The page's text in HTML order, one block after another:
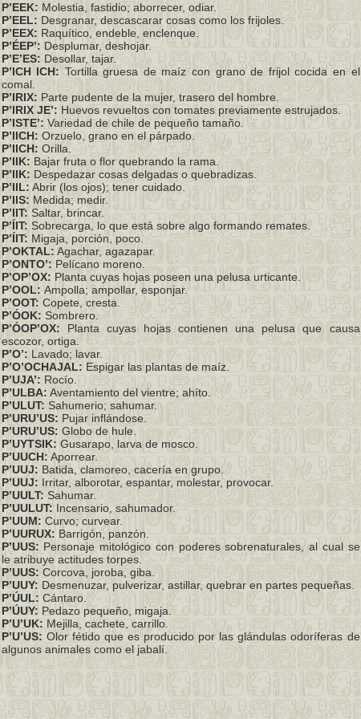
P’EEK: Molestia, fastidio; aborrecer, odiar.
P’EEL:Desgranar, descascarar cosas como los frijoles.
P’EEX: Raquítico, endeble, enclenque.
P’ÉEP’: Desplumar, deshojar.
P’E’ES: Desollar, tajar.
P’ICH ICH:Tortilla gruesa de maíz con grano de frijol cocida en el
comal.
P’IRIX:Parte pudente de la mujer, trasero del hombre.
P’IRIX JE’: Huevos revueltos con tomates previamente estrujados.
P’ISTE’: Variedad de chile de pequeño tamaño.
P’IICH: Orzuelo, grano en el párpado.
P’IICH:Orilla.
P’IIK:Bajar fruta o flor quebrando la rama.
P’IIK:Despedazar cosas delgadas o quebradizas.
P’IIL:Abrir (los ojos); tener cuidado.
P’IIS: Medida; medir.
P’IIT:Saltar, brincar.
P’ÍIT:Sobrecarga, lo que está sobre algo formando remates.
P’ÍIT:Migaja, porción, poco.
P’OKTAL:Agachar, agazapar.
P’ONTO’:Pelícano moreno.
P’OP’OX: Planta cuyas hojas poseen una pelusa urticante.
P’OOL:Ampolla; ampollar, esponjar.
P’OOT:Copete, cresta.
P’ÓOK: Sombrero.
P’ÓOP’OX: Planta cuyas hojas contienen una pelusa que causa
escozor, ortiga.
P’O’:Lavado; lavar.
P’O’OCHAJAL: Espigar las plantas de maíz.
P’UJA’: Rocío.
P’ULBA:Aventamiento del vientre; ahíto.
P’ULUT:Sahumerio; sahumar.
P’URU’US:Pujar inflándose.
P’URU’US:Globo de hule.
P’UYTSIK: Gusarapo, larva de mosco.
P’UUCH:Aporrear.
P’UUJ:Batida, clamoreo, cacería en grupo.
P’UUJ: Irritar, alborotar, espantar, molestar, provocar.
P’UULT:Sahumar.
P’UULUT:Incensario, sahumador.
P’UUM: Curvo; curvear.
P’UURUX:Barrigón, panzón.
P’UUS: Personaje mitológico con poderes sobrenaturales, al cual se
le atribuye actitudes torpes.
P’UUS:Corcova, joroba, giba.
P’UUY:Desmenuzar, pulverizar, astillar, quebrar en partes pequeñas.
P’ÚUL: Cántaro.
P’ÚUY: Pedazo pequeño, migaja.
P’U’UK:Mejilla, cachete, carrillo.
P’U’US: Olor fétido que es producido por las glándulas odoríferas de
algunos animales como el jabalí.